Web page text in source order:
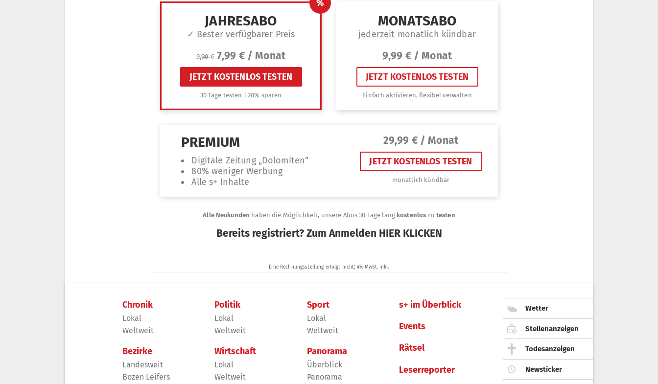
Chronik
Lokal
Weltweit
Bezirke
Landesweit
Bozen Leifers
Politik
Lokal
Weltweit
Wirtschaft
Lokal
Weltweit
Sport
Lokal
Weltweit
Panorama
Überblick
Panorama
s+ im Überblick
Events
Rätsel
Leserreporter
Wetter
Stellenanzeigen
Todesanzeigen
Newsticker